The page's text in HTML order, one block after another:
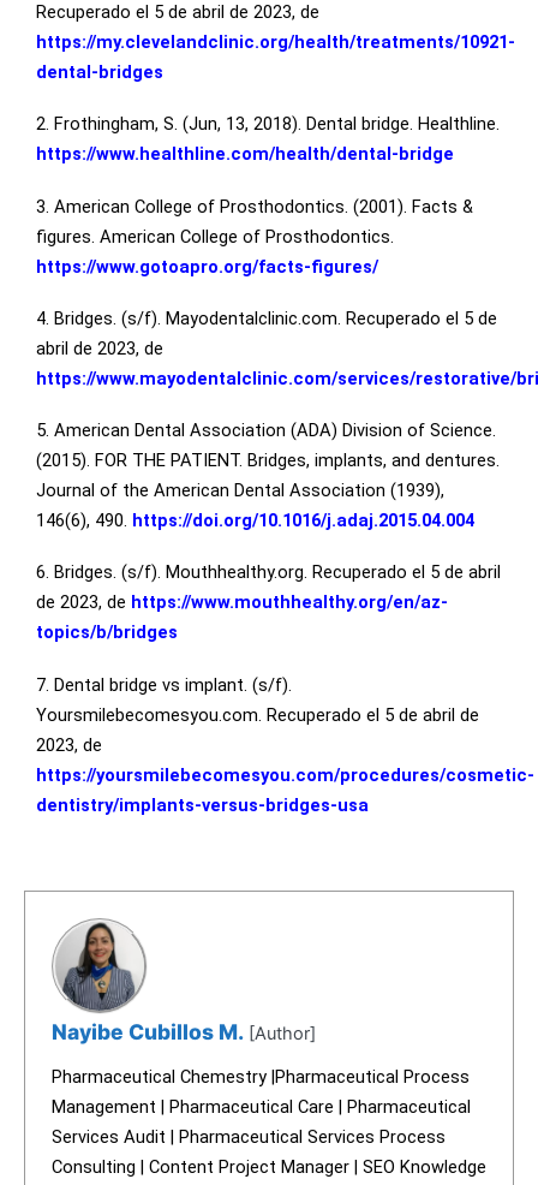
Recuperado el 5 de abril de 2023, de
https://my.clevelandclinic.org/health/treatments/10921-
dental-bridges
2. Frothingham, S. (Jun, 13, 2018). Dental bridge. Healthline.
https://www.healthline.com/health/dental-bridge
3. American College of Prosthodontics. (2001). Facts &
figures. American College of Prosthodontics.
https://www.gotoapro.org/facts-figures/
4. Bridges. (s/f). Mayodentalclinic.com. Recuperado el 5 de
abril de 2023, de
https://www.mayodentalclinic.com/services/restorative/
5. American Dental Association (ADA) Division of Science.
(2015). FOR THE PATIENT. Bridges, implants, and dentures.
Journal of the American Dental Association (1939),
146(6), 490. https://doi.org/10.1016/j.adaj.2015.04.004
6. Bridges. (s/f). Mouthhealthy.org. Recuperado el 5 de abril
de 2023, de https://www.mouthhealthy.org/en/az-
topics/b/bridges
7. Dental bridge vs implant. (s/f).
Yoursmilebecomesyou.com. Recuperado el 5 de abril de
2023, de
https://yoursmilebecomesyou.com/procedures/cosmetic-
dentistry/implants-versus-bridges-usa
Nayibe Cubillos M.[Author]
Pharmaceutical Chemestry |Pharmaceutical Process
Management | Pharmaceutical Care | Pharmaceutical
Services Audit | Pharmaceutical Services Process
Consulting | Content Project Manager | SEO Knowledge